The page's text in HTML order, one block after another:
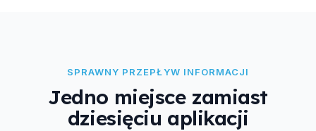
SPRAWNY PRZEPŁYW INFORMACJI
Jedno miejsce zamiast
dziesięciu aplikacji